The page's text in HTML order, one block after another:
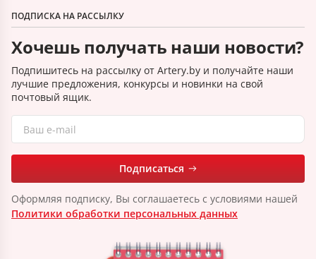
ПОДПИСКА НА РАССЫЛКУ
Хочешь получать наши новости?
Подпишитесь на рассылку от Artery.by и получайте наши
лучшие предложения, конкурсы и новинки на свой
почтовый ящик.
Подписаться
Оформляя подписку, Вы соглашаетесь с условиями нашей
Политики обработки персональных данных